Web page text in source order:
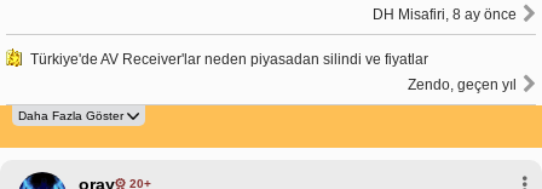
DH Misafiri, 8 ay önce
Türkiye'de AV Receiver'lar neden piyasadan silindi ve fiyatlar
Zendo, geçen yıl
oray 20+